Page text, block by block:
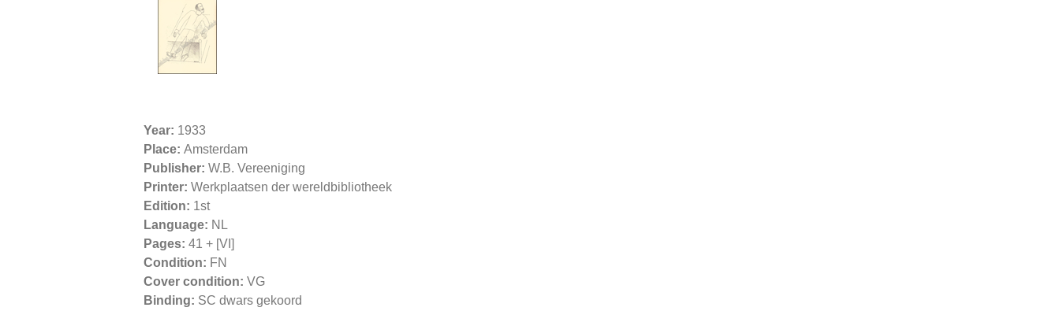
Year: 1933
Place: Amsterdam
Publisher: W.B. Vereeniging
Printer: Werkplaatsen der wereldbibliotheek
Edition: 1st
Language: NL
Pages: 41 + [VI]
Condition: FN
Cover condition: VG
Binding: SC dwars gekoord